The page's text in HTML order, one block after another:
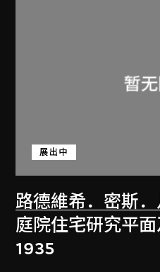
路德維希．密斯
展出中
庭院住宅研究平
1935